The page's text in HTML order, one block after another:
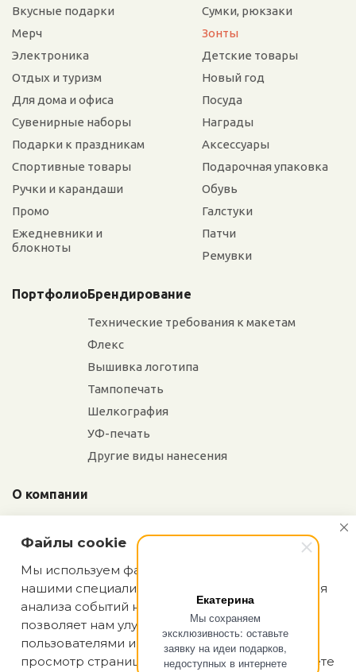
Екатерина
Мы сохраняем
эксклюзивность: оставьте
заявку на идеи подарков,
недоступных в интернете
Вкусные подарки
Мерч
Электроника
Отдых и туризм
Для дома и офиса
Сувенирные наборы
Подарки к праздникам
Спортивные товары
Ручки и карандаши
Промо
Ежедневники и
блокноты
Сумки, рюкзаки
Зонты
Детские товары
Новый год
Посуда
Награды
Аксессуары
Подарочная упаковка
Обувь
Галстуки
Патчи
Ремувки
ПортфолиоБрендирование
Технические требования к макетам
Флекс
Вышивка логотипа
Тампопечать
Шелкография
УФ-печать
Другие виды нанесения
О компании
Сотрудники
Сотрудничество
Вакансии
Файлы cookie
Мы используем файлы cookie, разработанные
нашими специалистами и третьими лицами, для
анализа событий на нашем веб-сайте, что
позволяет нам улучшать взаимодействие с
пользователями и обслуживание. Продолжая
просмотр страниц нашего сайта, вы принимаете